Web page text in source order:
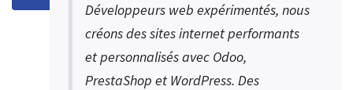
Développeurs web expérimentés, nous
créons des sites internet performants
et personnalisés avec Odoo,
PrestaShop et WordPress. Des